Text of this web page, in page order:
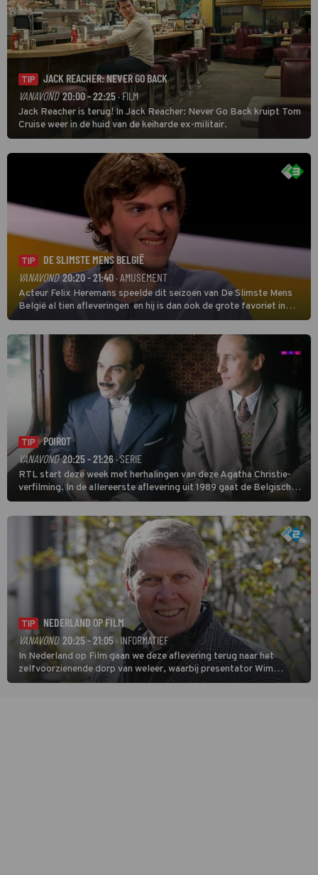
TIP
JACK REACHER: NEVER GO BACK
VANAVOND 20:00 - 22:25 · FILM
Jack Reacher is terug! In Jack Reacher: Never Go Back kruipt Tom
Cruise weer in de huid van de keiharde ex-militair.
TIP
DE SLIMSTE MENS BELGIË
VANAVOND 20:20 - 21:40· AMUSEMENT
Acteur Felix Heremans speelde dit seizoen van De Slimste Mens
België al tien afleveringen en hij is dan ook de grote favoriet in
deze seizoensfinale. En er is Nederlandse inbreng, want komiek
Soundos El Ahmadi neemt plaats aan de jurytafel.
TIP
POIROT
VANAVOND 20:25 - 21:26 · SERIE
RTL start deze week met herhalingen van deze Agatha Christie-
verfilming. In de allereerste aflevering uit 1989 gaat de Belgische
speurder op zoek naar een vermiste kok. Poirot raakt al snel
verwikkeld in een moordzaak. (HH)
TIP
NEDERLAND OP FILM
VANAVOND 20:25 - 21:05· INFORMATIEF
In Nederland op Film gaan we deze aflevering terug naar het
zelfvoorzienende dorp van weleer, waarbij presentator Wim
Daniëls de kijkers meeneemt op reis door de tijd aan de hand van